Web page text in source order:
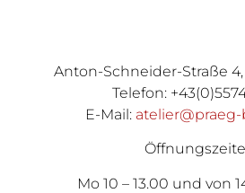
Anton-Schneider-Straße
Telefon:
E-Mail:
Mo 10 – 13.00 und von